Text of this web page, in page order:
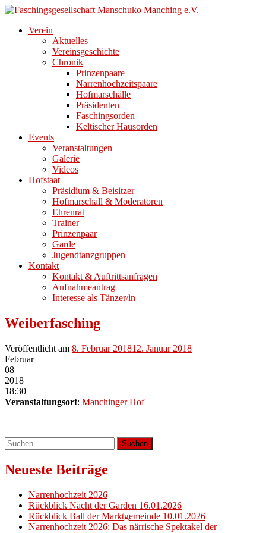
Direkt
Inhalt
Verein
Aktuelles
Vereinsgeschichte
Chronik
Prinzenpaare
Narrenhochzeitspaare
Hofmarschälle
Präsidenten
Faschingsorden
Keltischer Hausorden
Events
Veranstaltungen
Galerie
Videos
Hofstaat
Präsidium & Beisitzer
Hofmarschall & Moderatoren
Ehrenrat
Trainer
Prinzenpaar
Garde
Jugendtanzgruppen
Kontakt
Kontakt & Auftrittsanfragen
Aufnahmeantrag
Interesse als Tänzer/in
Weiberfasching
Veröffentlicht am 8. Februar 201812. Januar 2018
Februar
08
2018
18:30
Veranstaltungsort: Manchinger Hof
Suchen
nach:
Neueste Beiträge
Narrenhochzeit 2026
Rückblick Nacht der Garden 16.01.2026
Rückblick Ball der Marktgemeinde 10.01.2026
Narrenhochzeit 2026: Das närrische Spektakel der